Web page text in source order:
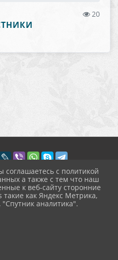
20
данных
с политикой
а также с тем что наш
к веб-сайту сторонние
как Яндекс Метрика,
"Спутник аналитика".